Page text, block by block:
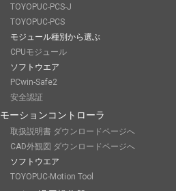
TOYOPUC-PCS-J
TOYOPUC-PCS
モジュール種別から選ぶ
CPUモジュール
ソフトウエア
PCwin-Safe2
安全認証
モーションコントローラ
取扱説明書 ダウンロードページへ
CAD外観図 ダウンロードページへ
ソフトウエア
TOYOPUC-Motion Tool